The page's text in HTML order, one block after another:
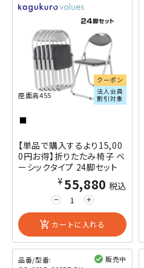
クーポン
法人会員
割引対象
座面高455
【単品で購入するより15,00
0円お得】折りたたみ椅子 ベ
ーシックタイプ 24脚セット
remove add
¥55,880 税込
add_shopping_cart カートに入れる
品番/型番:
販売中